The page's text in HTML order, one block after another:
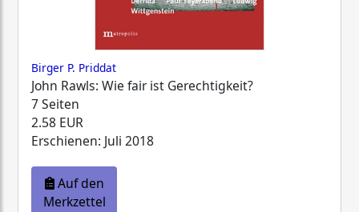
Birger P. Priddat
John Rawls: Wie fair ist Gerechtigkeit?
7 Seiten
2.58 EUR
Erschienen: Juli 2018
Auf den
Merkzettel